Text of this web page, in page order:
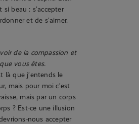
beau : s’accepter
et de s’aimer.
de la compassion et
vous êtes.
là que j’entends le
mais pour moi c’est
mais par un corps
? Est-ce une illusion
nous accepter